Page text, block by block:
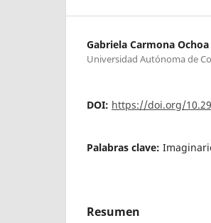
Gabriela Carmona Ochoa
Universidad Autónoma de
DOI: https://doi.org/
Palabras clave:
Resumen